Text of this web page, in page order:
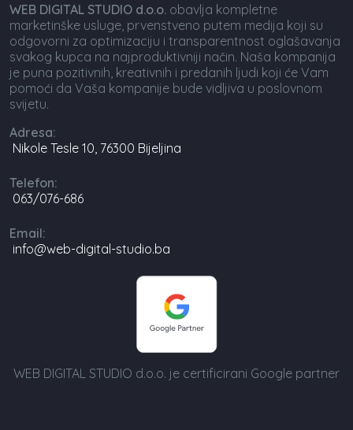
WEB DIGITAL STUDIO d.o.o. obavlja kompletne
marketinške usluge, prvenstveno putem medija koji su
odgovorni za optimizaciju i transparentnost oglašavanja
svakog kupca na najproduktivniji način. Naša kompanija
je puna pozitivnih, kreativnih i predanih ljudi koji će Vam
pomoći da Vaša kompanije bude vidljiva u poslovnom
svijetu.
Adresa:
Nikole Tesle 10, 76300 Bijeljina
Telefon:
063/076-686
Email:
info@web-digital-studio.ba
WEB DIGITAL STUDIO d.o.o. je certificirani Google partner